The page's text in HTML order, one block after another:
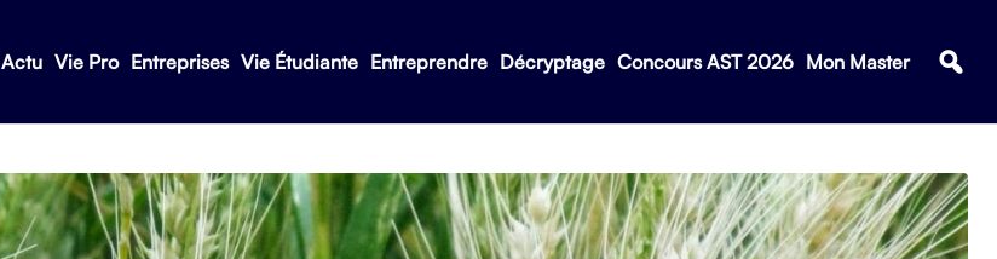
Actu Vie Pro Entreprises Vie Étudiante Entreprendre Décryptage Concours AST 2026 Mon Master